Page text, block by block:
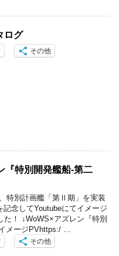
ログ
その他
『特別開発艦船-第二
特別計画艦「第Ⅱ期」を実装
記念してYoutubeにてイメージ
た！ ↓WoWS×アズレン『特別
メージPVhttps:/ …
その他